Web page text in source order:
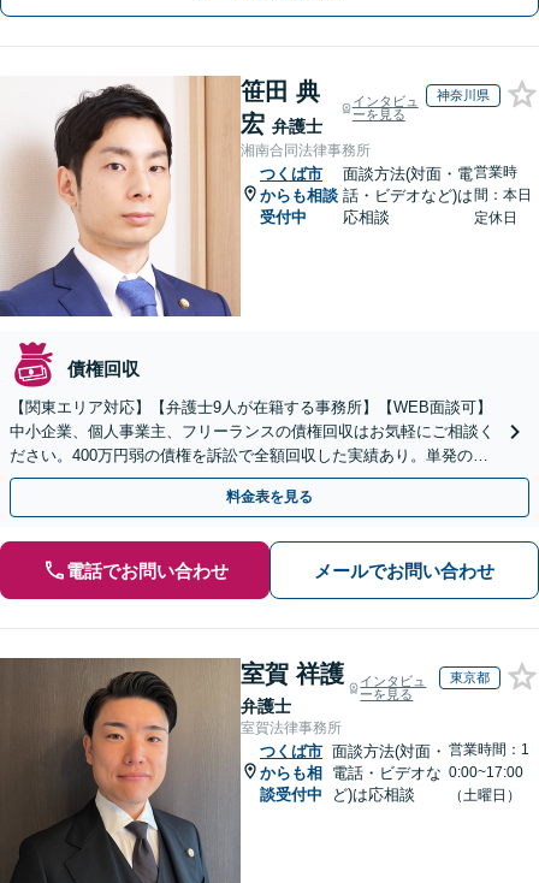
笹田 典
宏 弁護士
インタビュ
ーを見る
神奈川県
湘南合同法律事務所
つくば市
からも相談
受付中
面談方法(対面・電
話・ビデオなど)は
応相談
営業時
間：本日
定休日
債権回収
【関東エリア対応】【弁護士9人が在籍する事務所】【WEB面談可】
中小企業、個人事業主、フリーランスの債権回収はお気軽にご相談く
ださい。400万円弱の債権を訴訟で全額回収した実績あり。単発のご
依頼から、顧問契約まで対応しております
料金表を見る
電話でお問い合わせ メールでお問い合わせ
室賀 祥護
弁護士
インタビュ
ーを見る
東京都
室賀法律事務所
つくば市
からも相
談受付中
面談方法(対面・
電話・ビデオな
ど)は応相談
営業時間：1
0:00~17:00
（土曜日）